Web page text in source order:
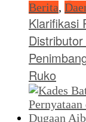
Berita,
Klarifikasi
Ruko